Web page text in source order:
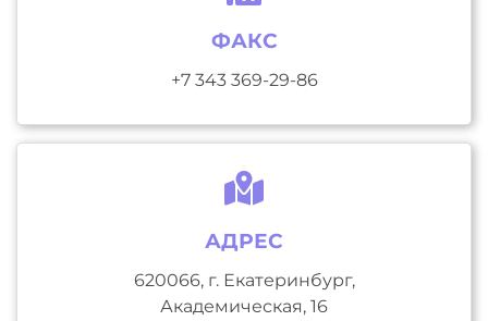
ФАКС
+7 343 369-29-86
АДРЕС
620066, г. Екатеринбург,
Академическая, 16